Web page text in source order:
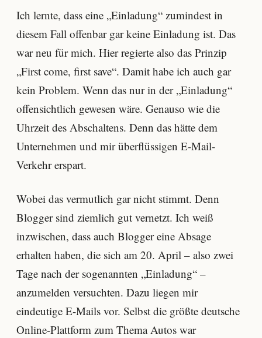
Ich lernte, dass eine „Einladung“ zumindest in
diesem Fall offenbar gar keine Einladung ist. Das
war neu für mich. Hier regierte also das Prinzip
„First come, first save“. Damit habe ich auch gar
kein Problem. Wenn das nur in der „Einladung“
offensichtlich gewesen wäre. Genauso wie die
Uhrzeit des Abschaltens. Denn das hätte dem
Unternehmen und mir überflüssigen E-Mail-
Verkehr erspart.
Wobei das vermutlich gar nicht stimmt. Denn
Blogger sind ziemlich gut vernetzt. Ich weiß
inzwischen, dass auch Blogger eine Absage
erhalten haben, die sich am 20. April – also zwei
Tage nach der sogenannten „Einladung“ –
anzumelden versuchten. Dazu liegen mir
eindeutige E-Mails vor. Selbst die größte deutsche
Online-Plattform zum Thema Autos war